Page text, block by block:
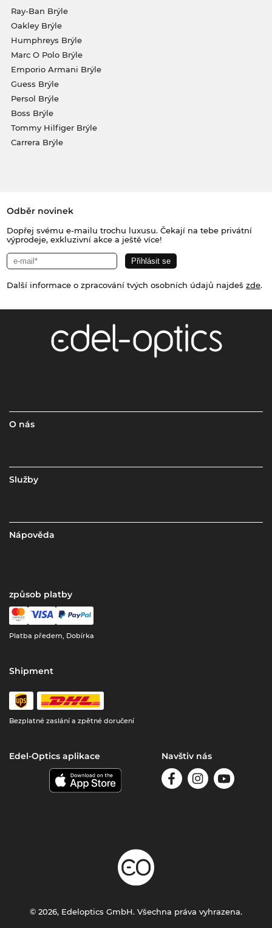
Ray-Ban Brýle
Oakley Brýle
Humphreys Brýle
Marc O Polo Brýle
Emporio Armani Brýle
Guess Brýle
Persol Brýle
Boss Brýle
Tommy Hilfiger Brýle
Carrera Brýle
Odběr novinek
Dopřej svému e-mailu trochu luxusu. Čekají na tebe privátní
výprodeje, exkluzivní akce a ještě více!
Další informace o zpracování tvých osobních údajů najdeš zde.
O nás
Služby
Nápověda
způsob platby
Platba předem, Dobírka
Shipment
Bezplatné zaslání a zpětné doručení
Edel-Optics aplikace Navštiv nás
© 2026, Edeloptics GmbH. Všechna práva vyhrazena.